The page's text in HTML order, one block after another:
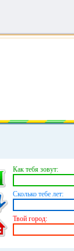
Как тебя зовут:
Сколько тебе лет:
Твой город: